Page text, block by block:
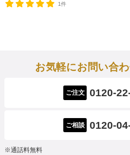
1件
お気軽にお問い合
ご注文 0120-
ご相談 0120-
※通話料無料